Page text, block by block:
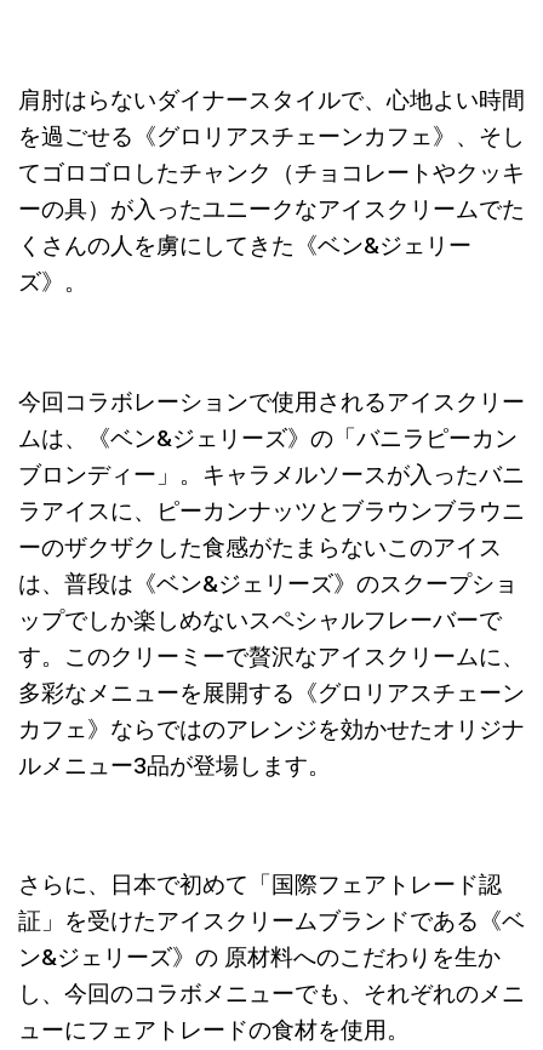
肩肘はらないダイナースタイルで、心地よい時間
を過ごせる《グロリアスチェーンカフェ》、そし
てゴロゴロしたチャンク（チョコレートやクッキ
ーの具）が入ったユニークなアイスクリームでた
くさんの人を虜にしてきた《ベン&ジェリー
ズ》。
今回コラボレーションで使用されるアイスクリー
ムは、《ベン&ジェリーズ》の「バニラピーカン
ブロンディー」。キャラメルソースが入ったバニ
ラアイスに、ピーカンナッツとブラウンブラウニ
ーのザクザクした食感がたまらないこのアイス
は、普段は《ベン&ジェリーズ》のスクープショ
ップでしか楽しめないスペシャルフレーバーで
す。このクリーミーで贅沢なアイスクリームに、
多彩なメニューを展開する《グロリアスチェーン
カフェ》ならではのアレンジを効かせたオリジナ
ルメニュー3品が登場します。
さらに、日本で初めて「国際フェアトレード認
証」を受けたアイスクリームブランドである《ベ
ン&ジェリーズ》の 原材料へのこだわりを生か
し、今回のコラボメニューでも、それぞれのメニ
ューにフェアトレードの食材を使用。